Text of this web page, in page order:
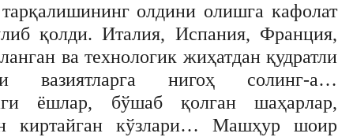
олдини олишга кафолат
қолди. Италия, Испания, Франция,
ва технологик жиҳатдан қудратли
вазиятларга нигоҳ солинг-а…
ёшлар, бўшаб қолган шаҳарлар,
киртайган кўзлари… Машҳур шоир